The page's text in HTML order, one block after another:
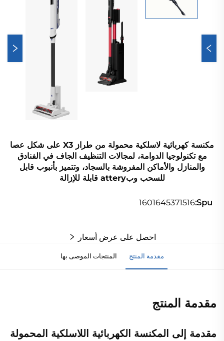
مكنسة كهربائية لاسلكية محمولة من طراز X3 على شكل عصا
مع تكنولوجيا الدوامة، لمجالات التنظيف الجاف في الفنادق
والمنازل والأماكن المفروشة بالسجاد، وتتميز بأنبوب قابل
للسحب وبattery قابلة للإزالة
Spu:
1601645371516
احصل على عرض أسعار
مقدمة المنتج المنتجات الموصى بها
مقدمة المنتج
مقدمة إلى المكنسة الكهربائية اللاسلكية المحمولة